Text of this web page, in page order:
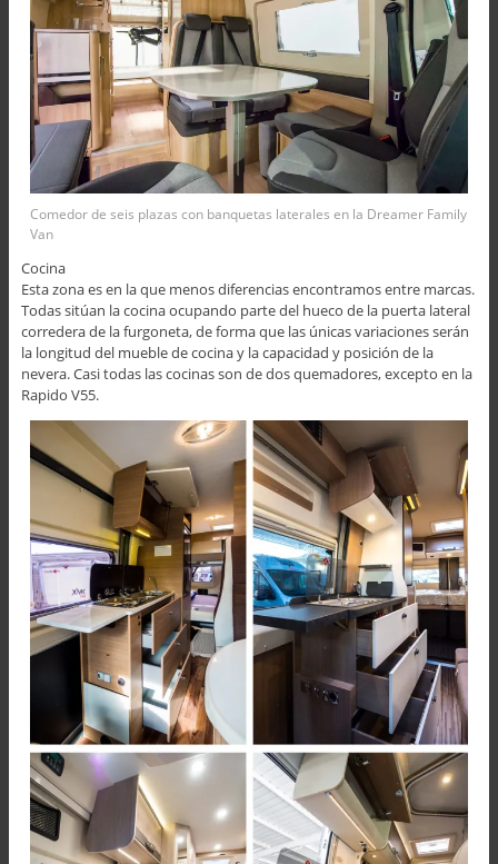
Comedor de seis plazas con banquetas laterales en la Dreamer Family
Van
Cocina
Esta zona es en la que menos diferencias encontramos entre marcas.
Todas sitúan la cocina ocupando parte del hueco de la puerta lateral
corredera de la furgoneta, de forma que las únicas variaciones serán
la longitud del mueble de cocina y la capacidad y posición de la
nevera. Casi todas las cocinas son de dos quemadores, excepto en la
Rapido V55.